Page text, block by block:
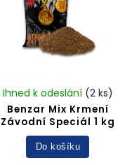
Benzar Mix Krmení
Závodní Speciál 1 kg
Ihned k odeslání (2 ks)
Do košíku